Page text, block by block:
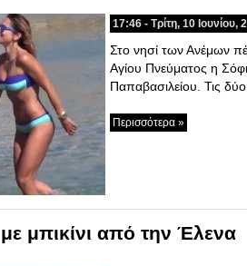
17:46 - Τρίτη, 10 Ιουνίου,
Στο νησί των Ανέμων
Αγίου Πνεύματος η
Παπαβασιλείου. Τις δύο
Περισσότερα »
μπικίνι από την Έλενα